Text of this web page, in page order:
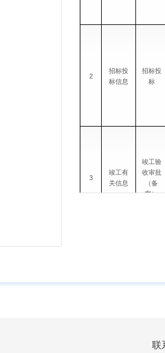
2
招标投
标信息
招标投
标
3
竣工有
关信息
竣工验
收审批
（备
案）
联